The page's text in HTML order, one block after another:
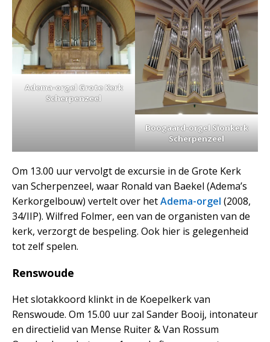
Adema-orgel Grote Kerk
Scherpenzeel
Boogaard-orgel Sionkerk
Scherpenzeel
Om 13.00 uur vervolgt de excursie in de Grote Kerk
van Scherpenzeel, waar Ronald van Baekel (Adema’s
Kerkorgelbouw) vertelt over hetAdema-orgel (2008,
34/IIP). Wilfred Folmer, een van de organisten van de
kerk, verzorgt de bespeling. Ook hier is gelegenheid
tot zelf spelen.
Renswoude
Het slotakkoord klinkt in de Koepelkerk van
Renswoude. Om 15.00 uur zal Sander Booij, intonateur
en directielid van Mense Ruiter & Van Rossum